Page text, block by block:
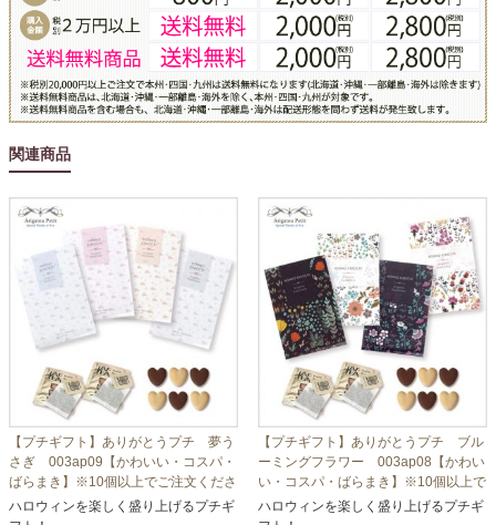
関連商品
【プチギフト】ありがとうプチ 夢う
さぎ 003ap09【かわいい・コスパ・
ばらまき】※10個以上でご注文くださ
い
ハロウィンを楽しく盛り上げるプチギ
【プチギフト】ありがとうプチ ブル
ーミングフラワー 003ap08【かわい
い・コスパ・ばらまき】※10個以上で
ご注文ください
ハロウィンを楽しく盛り上げるプチギ